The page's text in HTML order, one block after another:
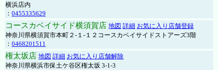
横浜店内
： 0455335629
コースカベイサイド横須賀店 地図 詳細 お気に入り店舗登録
神奈川県横須賀市本町２-１-１２コースカベイサイドストアーズ3階
： 0468201511
権太坂店 地図 詳細 お気に入り店舗解除
神奈川県横浜市保土ケ谷区権太坂 3-1-3